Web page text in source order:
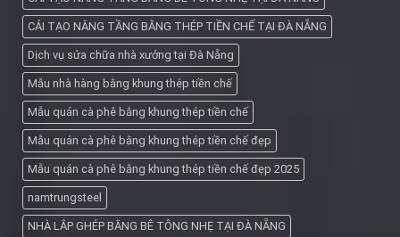
CẢI TẠO NÂNG TẦNG BẰNG THÉP TIỀN CHẾ TẠI ĐÀ NẴNG
Dịch vụ sửa chữa nhà xưởng tại Đà Nẵng
Mẫu nhà hàng bằng khung thép tiền chế
Mẫu quán cà phê bằng khung thép tiền chế
Mẫu quán cà phê bằng khung thép tiền chế đẹp
Mẫu quán cà phê bằng khung thép tiền chế đẹp 2025
namtrungsteel
NHÀ LẮP GHÉP BẰNG BÊ TÔNG NHẸ TẠI ĐÀ NẴNG